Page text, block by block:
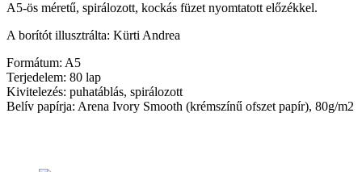
A5-ös méretű, spirálozott, kockás füzet nyomtatott előzékkel.
A borítót illusztrálta: Kürti Andrea
Formátum: A5
Terjedelem: 80 lap
Kivitelezés: puhatáblás, spirálozott
Belív papírja: Arena Ivory Smooth (krémszínű ofszet papír), 80g/m2